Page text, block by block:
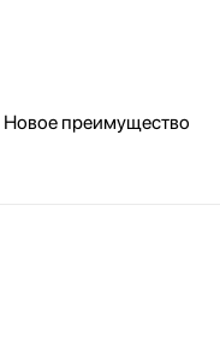
Новое преимущество